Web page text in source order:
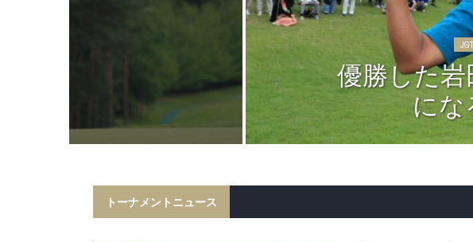
森ビルカッ
優勝した
にな
トーナメントニュース